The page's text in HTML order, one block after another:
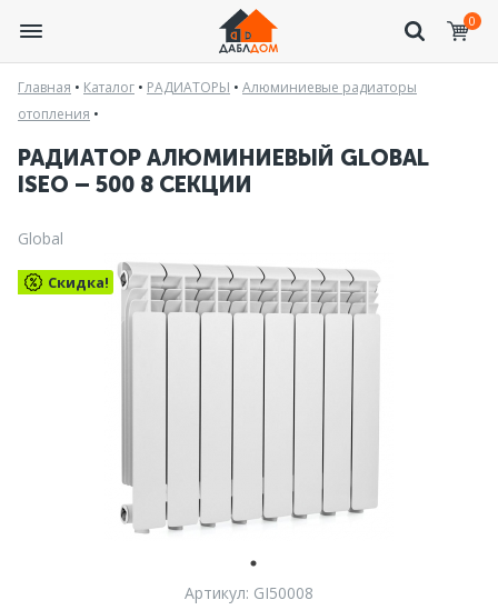
0
Главная • Каталог • РАДИАТОРЫ • Алюминиевые радиаторы
отопления •
РАДИАТОР АЛЮМИНИЕВЫЙ GLOBAL
ISEO – 500 8 СЕКЦИИ
Global
Скидка!
Артикул: GI50008